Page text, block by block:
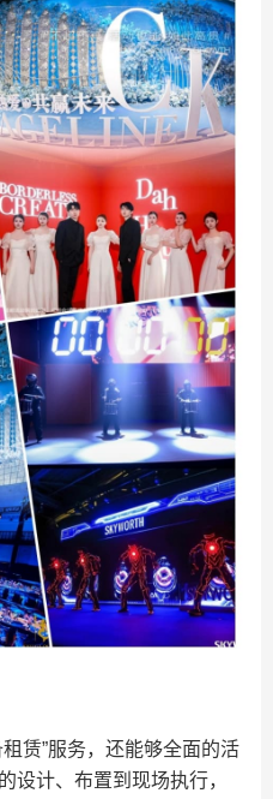
赁”服务，还能够全面的活
设计、布置到现场执行，